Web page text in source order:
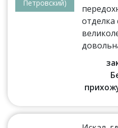
Петровский)
отделка